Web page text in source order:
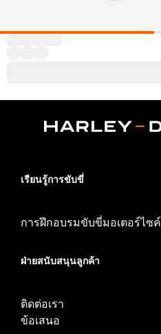
เรียนรู้การขับขี่
การฝึกอบรมขับขี่มอเตอร์ไซค์
ฝ่ายสนับสนุนลูกค้า
ติดต่อเรา
ข้อเสนอ